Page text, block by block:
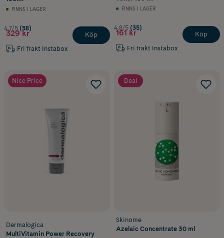
FINNS I LAGER
4.7/5 (58)
329 kr
Fri frakt Instabox
Köp
FINNS I LAGER
4.8/5 (35)
161 kr
Fri frakt Instabox
Köp
Nice Price
Dermalogica
MultiVitamin Power Recovery
Deal
Skinome
Azelaic Concentrate 30 ml